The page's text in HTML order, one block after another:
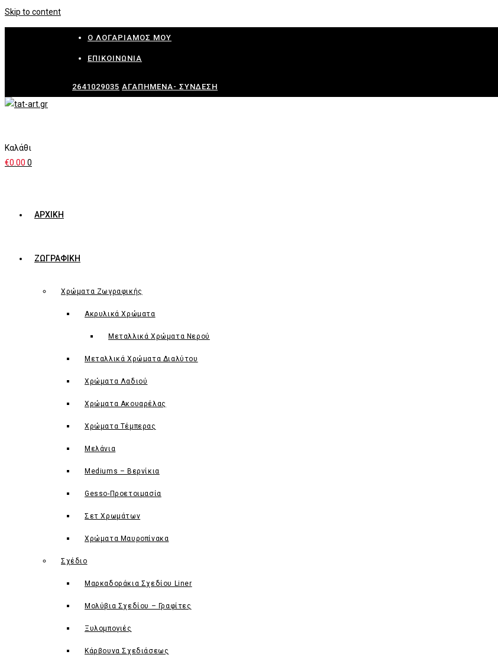
Skip to content
Ο ΛΟΓΑΡΙΑΜΌΣ ΜΟΥ
ΕΠΙΚΟΙΝΩΝΊΑ
2641029035 ΑΓΑΠΗΜΈΝΑ- ΣΎΝΔΕΣΗ
Καλάθι
€0.00 0
ΑΡΧΙΚΗ
ΖΩΓΡΑΦΙΚΗ
Χρώματα Ζωγραφικής
Ακρυλικά Χρώματα
Μεταλλικά Χρώματα Νερού
Μεταλλικά Χρώματα Διαλύτου
Χρώματα Λαδιού
Χρώματα Ακουαρέλας
Χρώματα Τέμπερας
Μελάνια
Mediums – Βερνίκια
Gesso-Προετοιμασία
Σετ Χρωμάτων
Χρώματα Μαυροπίνακα
Σχέδιο
Μαρκαδoράκια Σχεδίου Liner
Μολύβια Σχεδίου – Γραφίτες
Ξυλομπογιές
Κάρβουνα Σχεδιάσεως